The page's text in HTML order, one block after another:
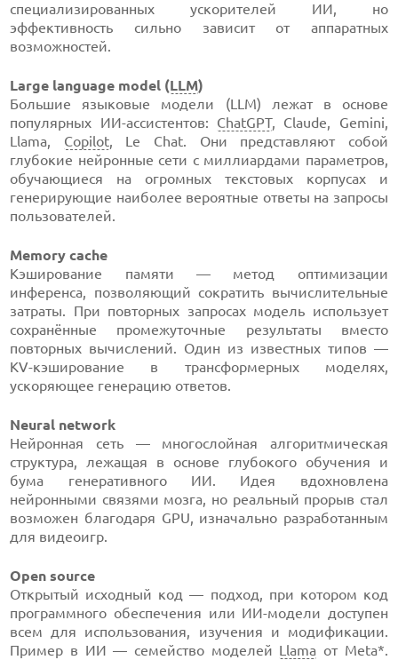
специализированных ускорителей ИИ, но
эффективность сильно зависит от аппаратных
возможностей.
Large language model (LLM)
Большие языковые модели (LLM) лежат в основе
популярных ИИ-ассистентов: ChatGPT, Claude, Gemini,
Llama, Copilot, Le Chat. Они представляют собой
глубокие нейронные сети с миллиардами параметров,
обучающиеся на огромных текстовых корпусах и
генерирующие наиболее вероятные ответы на запросы
пользователей.
Memory cache
Кэширование памяти — метод оптимизации
инференса, позволяющий сократить вычислительные
затраты. При повторных запросах модель использует
сохранённые промежуточные результаты вместо
повторных вычислений. Один из известных типов —
KV-кэширование в трансформерных моделях,
ускоряющее генерацию ответов.
Neural network
Нейронная сеть — многослойная алгоритмическая
структура, лежащая в основе глубокого обучения и
бума генеративного ИИ. Идея вдохновлена
нейронными связями мозга, но реальный прорыв стал
возможен благодаря GPU, изначально разработанным
для видеоигр.
Open source
Открытый исходный код — подход, при котором код
программного обеспечения или ИИ-модели доступен
всем для использования, изучения и модификации.
Пример в ИИ — семейство моделей Llama от Meta*.